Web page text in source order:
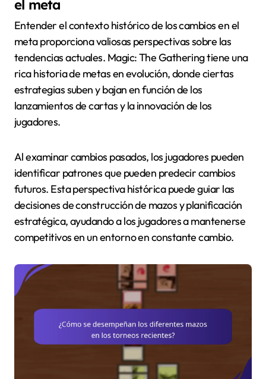
el meta
Entender el contexto histórico de los cambios en el
meta proporciona valiosas perspectivas sobre las
tendencias actuales. Magic: The Gathering tiene una
rica historia de metas en evolución, donde ciertas
estrategias suben y bajan en función de los
lanzamientos de cartas y la innovación de los
jugadores.
Al examinar cambios pasados, los jugadores pueden
identificar patrones que pueden predecir cambios
futuros. Esta perspectiva histórica puede guiar las
decisiones de construcción de mazos y planificación
estratégica, ayudando a los jugadores a mantenerse
competitivos en un entorno en constante cambio.